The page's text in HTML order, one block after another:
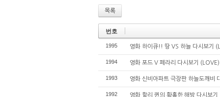
목록
번호
1995 영화 하이큐!! 땅 VS 하늘 다시보기
1994 영화 포드 V 페라리 다시보기
1993 영화 신비아파트 극장판 하늘도깨비
1992 영화 할리 퀸의 황홀한 해방 다시보